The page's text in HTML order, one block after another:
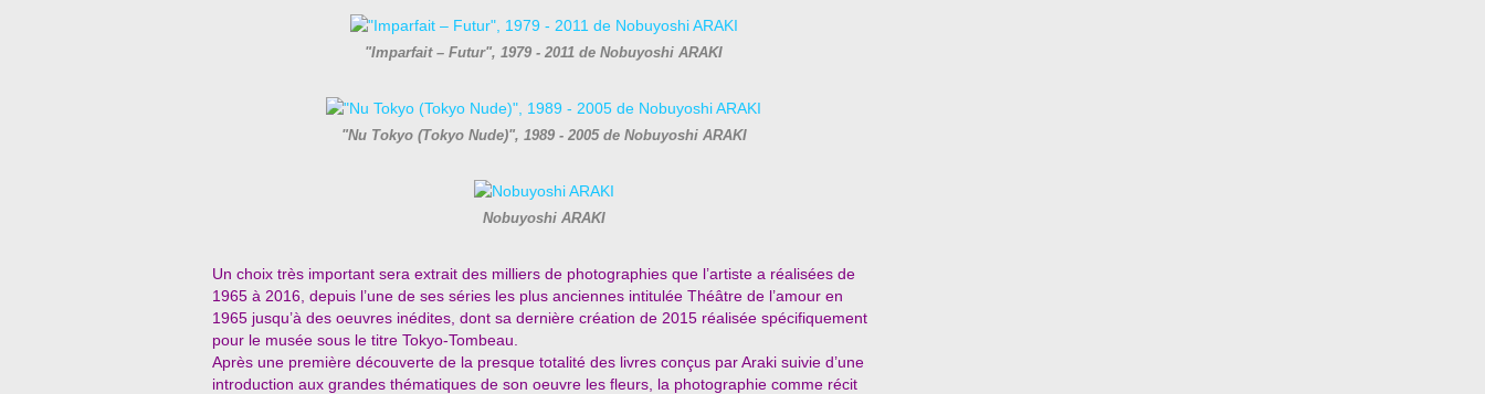
"Imparfait – Futur", 1979 - 2011 de Nobuyoshi ARAKI
"Nu Tokyo (Tokyo Nude)", 1989 - 2005 de Nobuyoshi ARAKI
Nobuyoshi ARAKI
Un choix très important sera extrait des milliers de photographies que l’artiste a réalisées de
1965 à 2016, depuis l’une de ses séries les plus anciennes intitulée Théâtre de l’amour en
1965 jusqu’à des oeuvres inédites, dont sa dernière création de 2015 réalisée spécifiquement
pour le musée sous le titre Tokyo-Tombeau.
Après une première découverte de la presque totalité des livres conçus par Araki suivie d’une
introduction aux grandes thématiques de son oeuvre les fleurs, la photographie comme récit